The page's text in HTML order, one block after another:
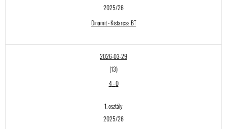
2025/26
Dinamit - Kistarcsa BT
2026-03-29
(13)
4-0
1. osztály
2025/26